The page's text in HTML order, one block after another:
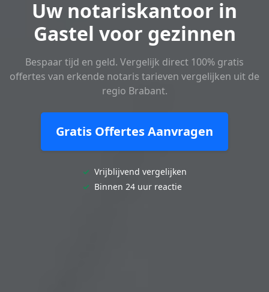
Uw notariskantoor in
Gastel voor gezinnen
Bespaar tijd en geld. Vergelijk direct 100% gratis
offertes van erkende notaris tarieven vergelijken uit de
regio Brabant.
Gratis Offertes Aanvragen
✓ Vrijblijvend vergelijken
✓ Binnen 24 uur reactie